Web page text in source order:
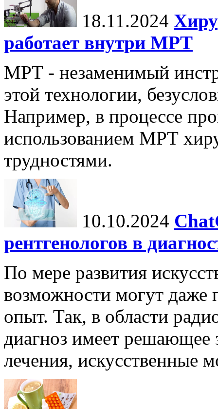
18.11.2024
работает внутри МРТ
МРТ - незаменимый
этой технологии,
Например, в процессе
использованием МРТ
трудностями.
10.10.2024
рентгенологов в
По мере развития
возможности могут даже
опыт. Так, в области
диагноз имеет решающее
лечения, искусственные